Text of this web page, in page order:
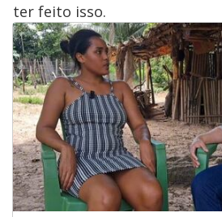
ter feito isso.